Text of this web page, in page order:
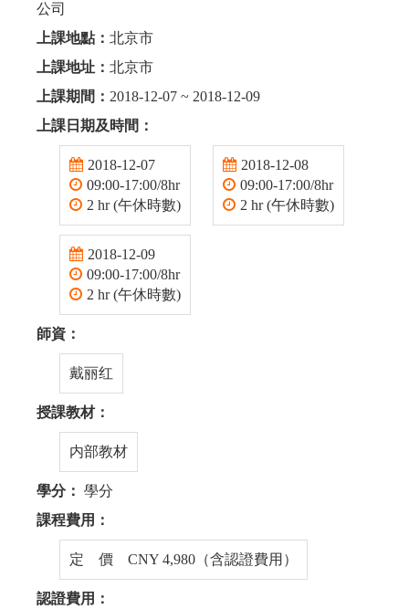
公司
上課地點： 北京市
上課地址： 北京市
上課期間： 2018-12-07 ~ 2018-12-09
上課日期及時間：
2018-12-07
09:00-17:00/8hr
2 hr (午休時數)
2018-12-08
09:00-17:00/8hr
2 hr (午休時數)
2018-12-09
09:00-17:00/8hr
2 hr (午休時數)
師資：
戴丽红
授課教材：
内部教材
學分： 學分
課程費用：
定 價 CNY 4,980（含認證費用）
認證費用：